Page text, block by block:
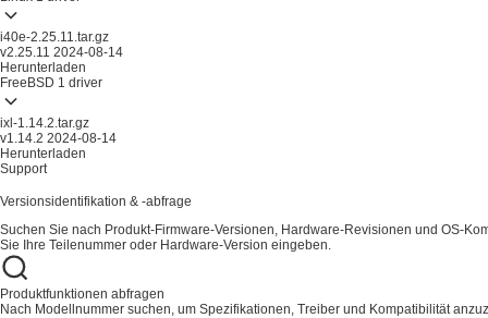
i40e-2.25.11.tar.gz
v2.25.11 2024-08-14
Herunterladen
FreeBSD 1 driver
ixl-1.14.2.tar.gz
v1.14.2 2024-08-14
Herunterladen
Support
Versionsidentifikation & -abfrage
Suchen Sie nach Produkt-Firmware-Versionen, Hardware-Revisionen und OS-
Sie Ihre Teilenummer oder Hardware-Version eingeben.
Produktfunktionen abfragen
Nach Modellnummer suchen, um Spezifikationen, Treiber und Kompatibilität